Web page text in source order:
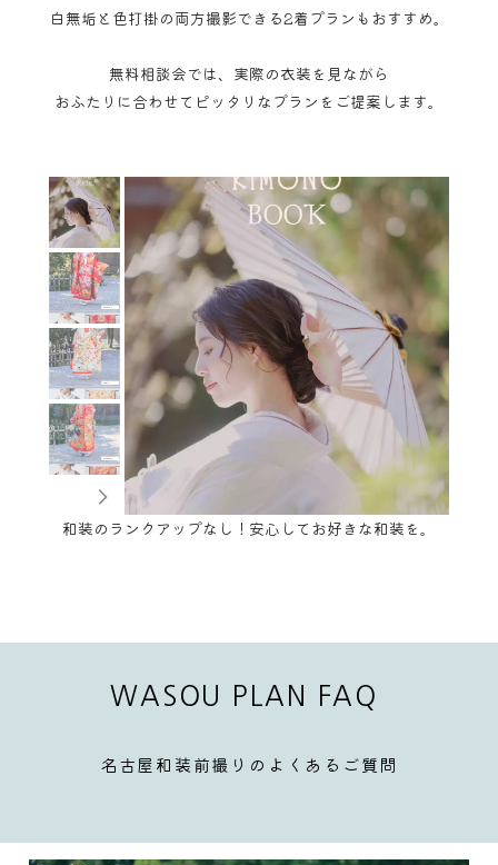
白無垢と色打掛の両方撮影できる2着プランもおすすめ。
無料相談会では、実際の衣装を見ながら
おふたりに合わせてピッタリなプランをご提案します。
和装のランクアップなし！安心してお好きな和装を。
WASOU PLAN FAQ
名古屋和装前撮りのよくあるご質問